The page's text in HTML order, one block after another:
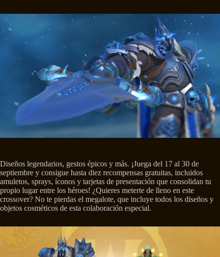
Diseños legendarios, gestos épicos y más. ¡Juega del 17 al 30 de
septiembre y consigue hasta diez recompensas gratuitas, incluidos
amuletos, sprays, íconos y tarjetas de presentación que consolidan tu
propio lugar entre los héroes! ¿Quieres meterte de lleno en este
crossover? No te pierdas el megalote, que incluye todos los diseños y
objetos cosméticos de esta colaboración especial.